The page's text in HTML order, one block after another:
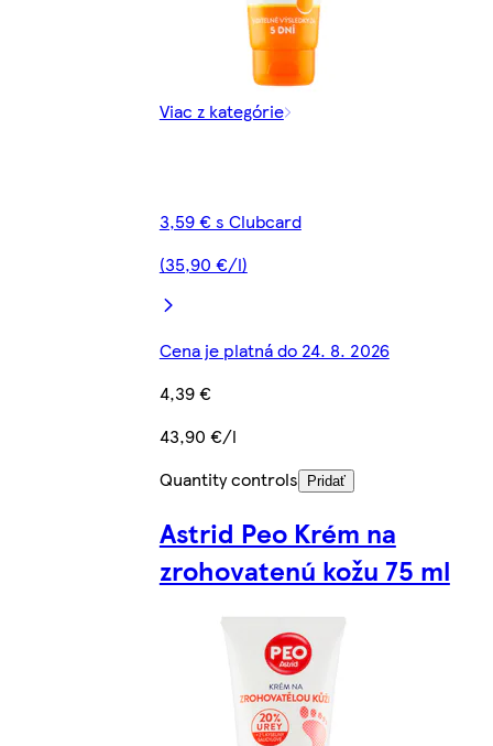
Viac z kategórie
3,59 € s Clubcard
(35,90 €/l)
Cena je platná do 24. 8. 2026
4,39 €
43,90 €/l
Quantity controls
Pridať
Astrid Peo Krém na
zrohovatenú kožu 75 ml